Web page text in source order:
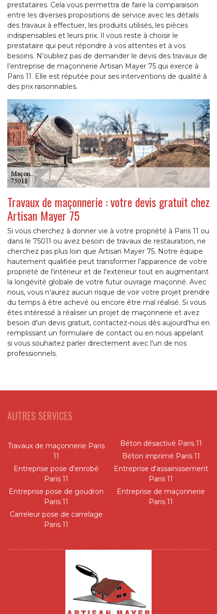
prestataires. Cela vous permettra de faire la comparaison
entre les diverses propositions de service avec les détails
des travaux à effectuer, les produits utilisés, les pièces
indispensables et leurs prix. Il vous reste à choisir le
prestataire qui peut répondre à vos attentes et à vos
besoins. N’oubliez pas de demander le devis des travaux de
l’entreprise de maçonnerie Artisan Mayer 75 qui exerce à
Paris 11. Elle est réputée pour ses interventions de qualité à
des prix raisonnables.
Travaux de maçonnerie : votre devis gratuit chez
Artisan Mayer 75
Si vous cherchez à donner vie à votre propriété à Paris 11 ou
dans le 75011 ou avez besoin de travaux de restauration, ne
cherchez pas plus loin que Artisan Mayer 75. Notre équipe
hautement qualifiée peut transformer l'apparence de votre
propriété de l'intérieur et de l'extérieur tout en augmentant
la longévité globale de votre futur ouvrage maçonné. Avec
nous, vous n'aurez aucun risque de voir votre projet prendre
du temps à être achevé ou encore être mal réalisé. Si vous
êtes intéressé à réaliser un projet de maçonnerie et avez
besoin d'un devis gratuit, contactez-nous dès aujourd'hui en
remplissant un formulaire de contact ou en nous appelant
si vous souhaitez parler directement avec l'un de nos
professionnels.
AUTRES SERVICES
Travaux de maçonnerie Paris
11
Entreprise pose d'enrobé
Paris 11
Entreprise pose de goudron
Paris 11
Carreleur pose de carrelage
Paris 11
Béton désactivé Paris 11
Béton imprimé Paris 11
Entreprise d'assainissement
Paris 11
Entreprise de maçonnerie
Paris 11